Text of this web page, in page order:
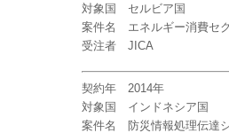
対象国 セルビア国
案件名 エネルギー消費セ
受注者 JICA
契約年 2014年
対象国 インドネシア国
案件名 防災情報処理伝達